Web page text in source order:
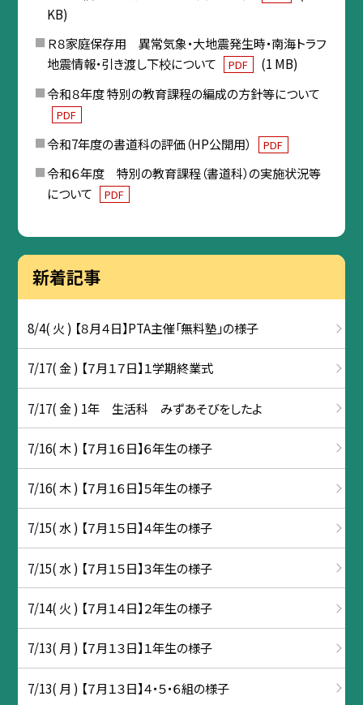
KB)
Ｒ８家庭保存用 異常気象・大地震発生時・南海トラフ
地震情報・引き渡し下校について
PDF
(1 MB)
令和８年度 特別の教育課程の編成の方針等について
PDF
令和7年度の書道科の評価（HP公開用） PDF
令和６年度 特別の教育課程（書道科）の実施状況等
について
PDF
新着記事
8/4( 火 ) 【８月４日】PTA主催「無料塾」の様子
7/17( 金 ) 【７月１７日】１学期終業式
7/17( 金 ) 1年 生活科 みずあそびをしたよ
7/16( 木 ) 【７月１６日】６年生の様子
7/16( 木 ) 【７月１６日】５年生の様子
7/15( 水 ) 【７月１５日】４年生の様子
7/15( 水 ) 【７月１５日】３年生の様子
7/14( 火 ) 【７月１４日】２年生の様子
7/13( 月 ) 【７月１３日】１年生の様子
7/13( 月 ) 【７月１３日】４・５・６組の様子